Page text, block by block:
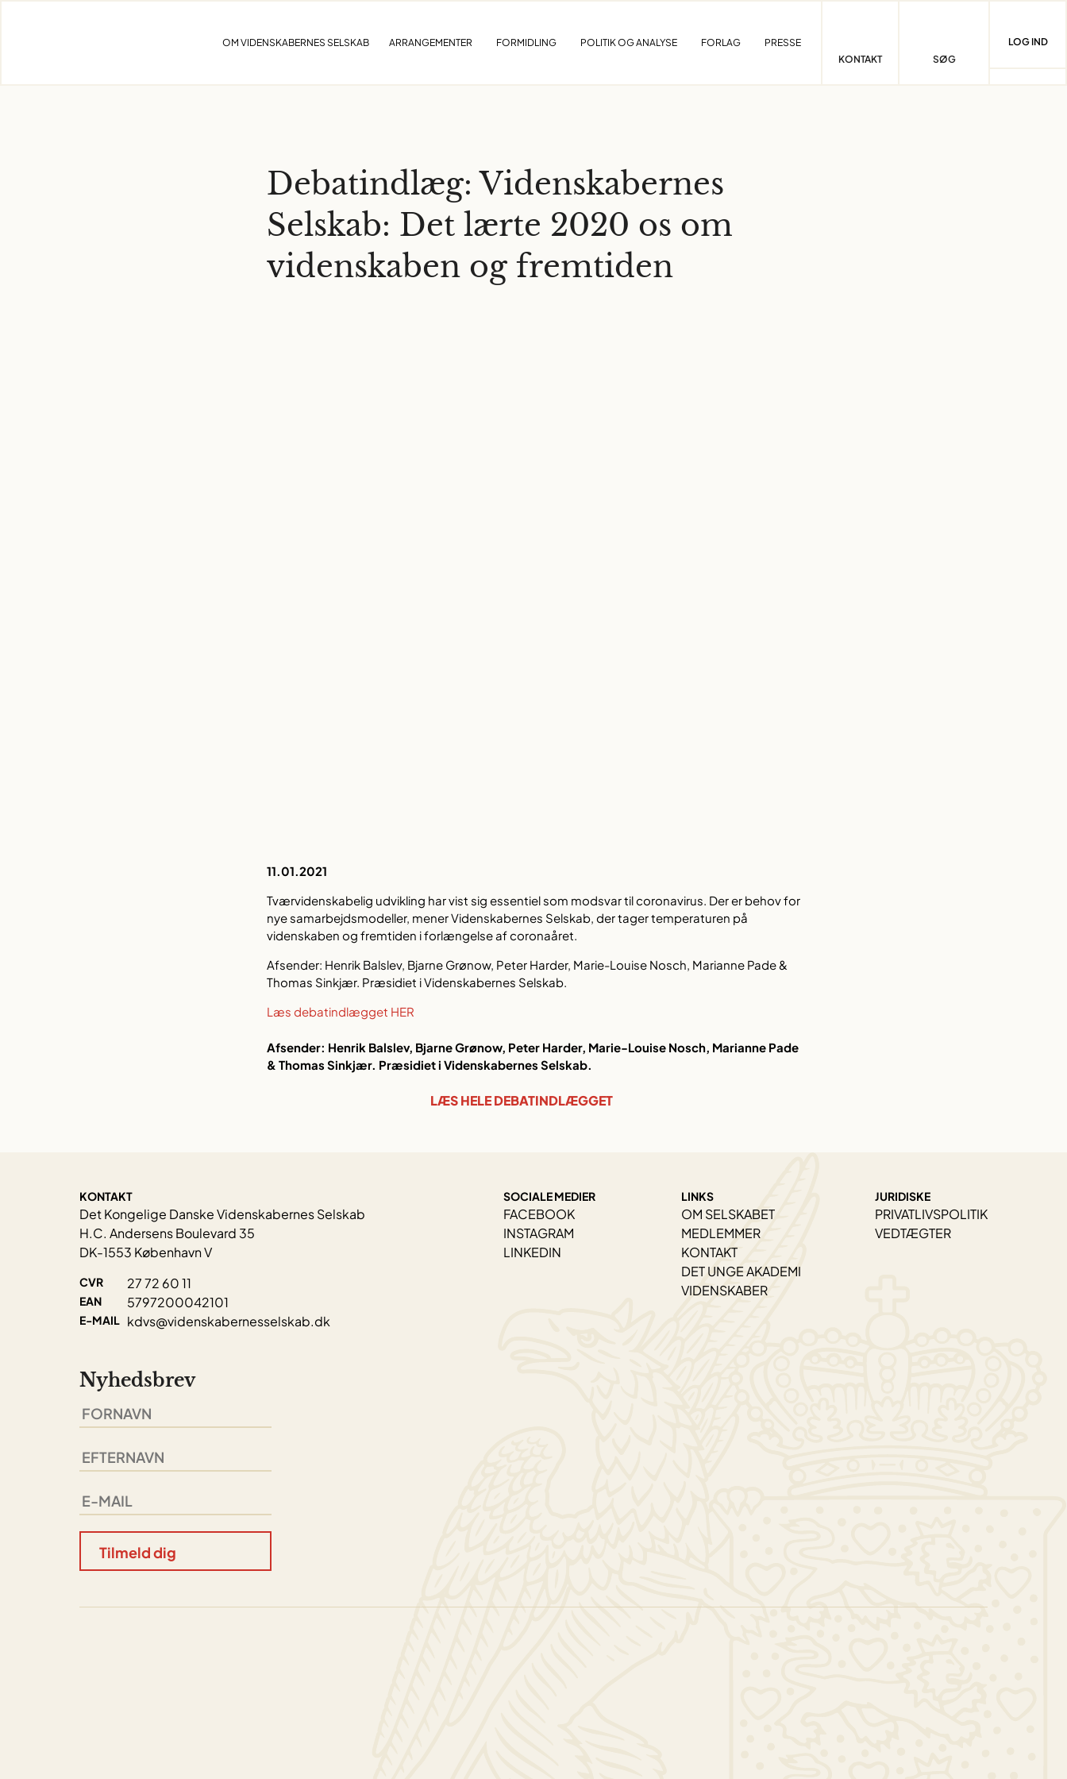
OM VIDENSKABERNES SELSKAB ARRANGEMENTER FORMIDLING POLITIK OG ANALYSE FORLAG
PRESSE
KONTAKT
SØG
LOG IND
Debatindlæg: Videnskabernes
Selskab: Det lærte 2020 os om
videnskaben og fremtiden
11.01.2021
Tværvidenskabelig udvikling har vist sig essentiel som modsvar til coronavirus. Der er behov for
nye samarbejdsmodeller, mener Videnskabernes Selskab, der tager temperaturen på
videnskaben og fremtiden i forlængelse af coronaåret.
Afsender: Henrik Balslev, Bjarne Grønow, Peter Harder, Marie-Louise Nosch, Marianne Pade &
Thomas Sinkjær. Præsidiet i Videnskabernes Selskab.
Læs debatindlægget HER
Afsender: Henrik Balslev, Bjarne Grønow, Peter Harder, Marie-Louise Nosch, Marianne Pade
& Thomas Sinkjær. Præsidiet i Videnskabernes Selskab.
LÆS HELE DEBATINDLÆGGET
KONTAKT
Det Kongelige Danske Videnskabernes Selskab
H.C. Andersens Boulevard 35
DK-1553 København V
CVR 27 72 60 11
EAN 5797200042101
E-MAIL kdvs@videnskabernesselskab.dk
Nyhedsbrev
SOCIALE MEDIER
FACEBOOK
INSTAGRAM
LINKEDIN
LINKS
OM SELSKABET
MEDLEMMER
KONTAKT
DET UNGE AKADEMI
VIDENSKABER
JURIDISKE
PRIVATLIVSPOLITIK
VEDTÆGTER